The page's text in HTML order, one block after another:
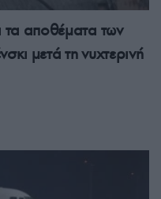
αποθέματα των
μετά τη νυχτερινή